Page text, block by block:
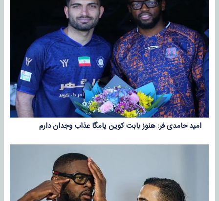
امید حامدی فر: هنوز بابت کوین یامگا عذاب وجدان دارم